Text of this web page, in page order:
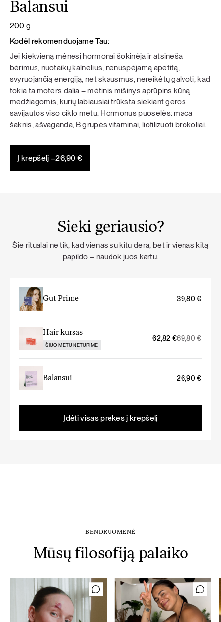
Balansui
200 g
Kodėl rekomenduojame Tau:
Jei kiekvieną mėnesį hormonai šokinėja ir atsineša
bėrimus, nuotaikų kalnelius, nenuspėjamą apetitą,
svyruojančią energiją, net skausmus, nereikėtų galvoti, kad
tokia ta moters dalia – mėtinis mišinys aprūpins kūną
medžiagomis, kurių labiausiai trūksta siekiant geros
savijautos viso ciklo metu. Hormonus puoselės: maca
šaknis, ašvaganda, B grupės vitaminai, liofilizuoti brokoliai.
Į krepšelį –26,90€
Sieki geriausio?
Šie ritualai ne tik, kad vienas su kitu dera, bet ir vienas kitą
papildo – naudok juos kartu.
Gut Prime 39,80€
Hair kursas
ŠIUO METU NETURIME
69,80€
Original
was:
62,82€
Current
is:
Balansui
26,90€
Įdėti visas prekes į krepšelį
BENDRUOMENĖ
Mūsų filosofiją palaiko